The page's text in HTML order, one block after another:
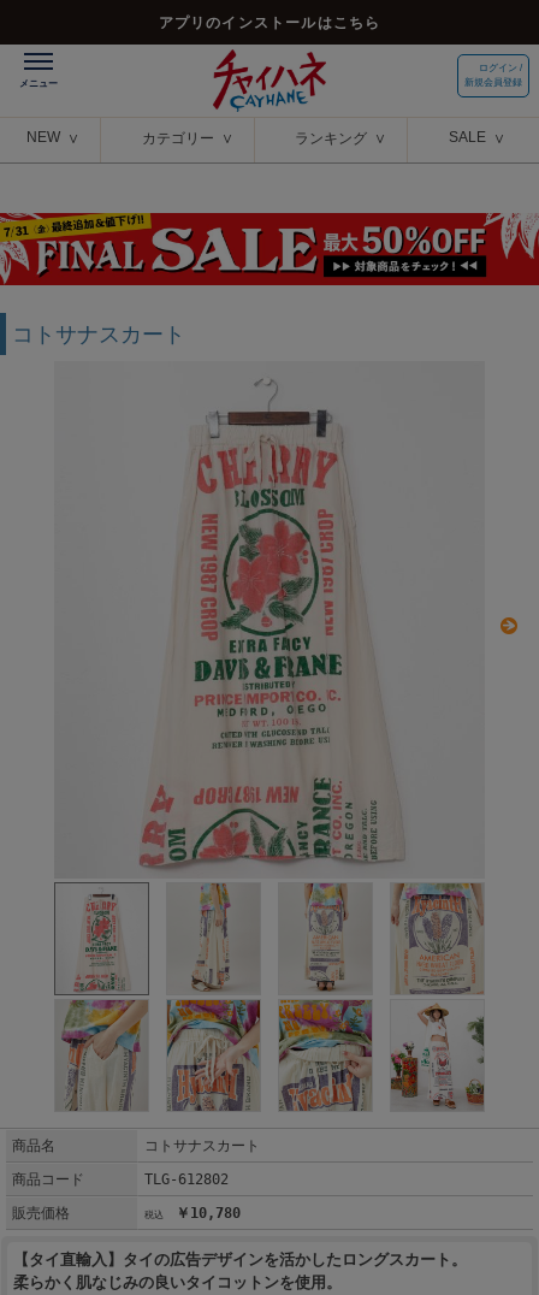
アプリのインストールはこちら
ログイン /
新規会員登録
NEW カテゴリー ランキング SALE
コトサナスカート
商品名
コトサナスカート
商品コード
TLG-612802
販売価格
￥10,780
【タイ直輸入】タイの広告デザインを活かしたロングスカート。
柔らかく肌なじみの良いタイコットンを使用。